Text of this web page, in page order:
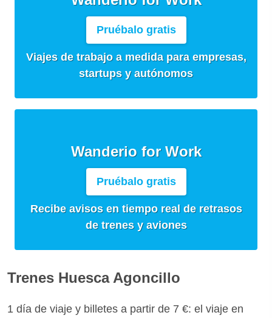
Pruébalo gratis
Viajes de trabajo a medida para empresas,
startups y autónomos
Wanderio for Work
Pruébalo gratis
Recibe avisos en tiempo real de retrasos
de trenes y aviones
Trenes Huesca Agoncillo
1 día de viaje y billetes a partir de 7 €: el viaje en